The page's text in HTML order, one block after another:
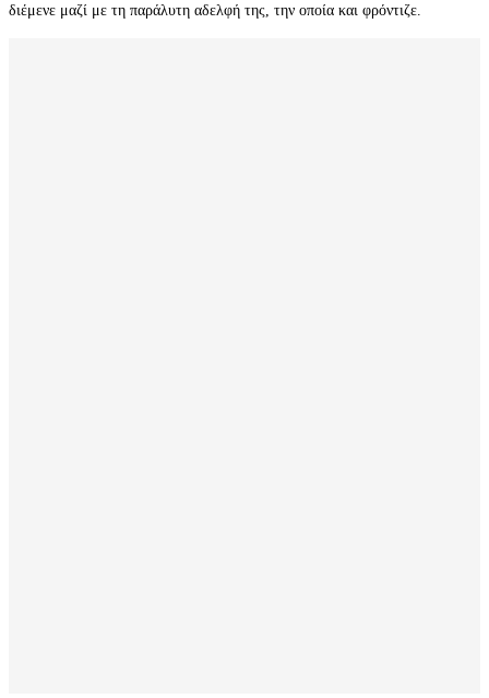
διέμενε μαζί με τη παράλυτη αδελφή της, την οποία και φρόντιζε.